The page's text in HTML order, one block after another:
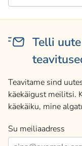
Telli
Teavitame sind
käekäigust meilitsi.
käekäiku, mine
Su meiliaadress